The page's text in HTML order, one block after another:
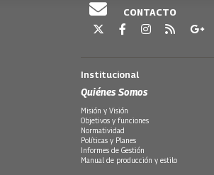
CONTACTO
Institucional
Quiénes Somos
Misión y Visión
Objetivos y funciones
Normatividad
Políticas y Planes
Informes de Gestión
Manual de producción y estilo